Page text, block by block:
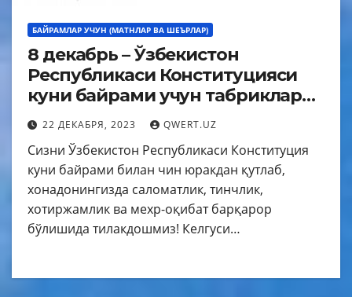
БАЙРАМЛАР УЧУН (МАТНЛАР ВА ШЕЪРЛАР)
8 декабрь – Ўзбекистон
Республикаси Конституцияси
куни байрами учун табриклар
матни
22 ДЕКАБРЯ, 2023 QWERT.UZ
Сизни Ўзбекистон Республикаси Конституция
куни байрами билан чин юракдан қутлаб,
хонадонингизда саломатлик, тинчлик,
хотиржамлик ва мехр-оқибат барқарор
бўлишида тилакдошмиз! Келгуси…